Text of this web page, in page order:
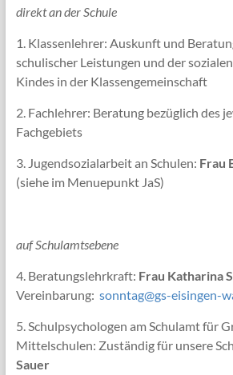
direkt an der Schule
1. Klassenlehrer: Auskunft und
schulischer Leistungen und der
Kindes in der Klassengemeinschaft
2. Fachlehrer: Beratung bezüglich des
Fachgebiets
3. Jugendsozialarbeit an Schulen: Frau
(siehe im Menuepunkt JaS)
auf Schulamtsebene
4. Beratungslehrkraft: Frau Katharina
Vereinbarung: sonntag@gs-eisingen-
5. Schulpsychologen am Schulamt für
Mittelschulen: Zuständig für unsere
Sauer